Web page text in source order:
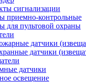
сигнализации
приемно-контрольные
для пультовой охраны
датчики
датчики
датчики
освещение